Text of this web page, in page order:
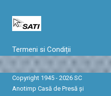
Termeni si Condiții
Copyright 1945 - 2026 SC
Anotimp Casă de Presă şi